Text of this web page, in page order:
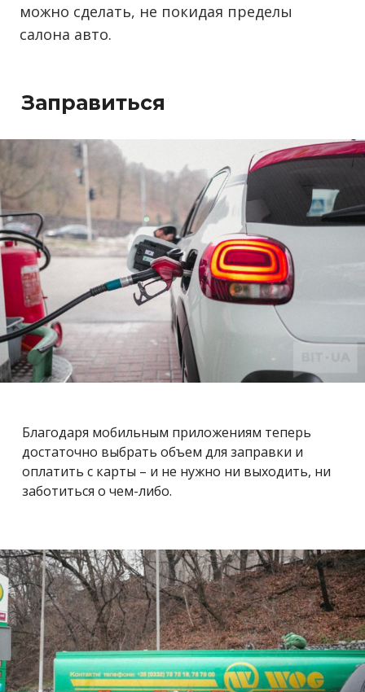
можно сделать, не покидая пределы
салона авто.
Заправиться
Благодаря мобильным приложениям теперь
достаточно выбрать объем для заправки и
оплатить с карты – и не нужно ни выходить, ни
заботиться о чем-либо.